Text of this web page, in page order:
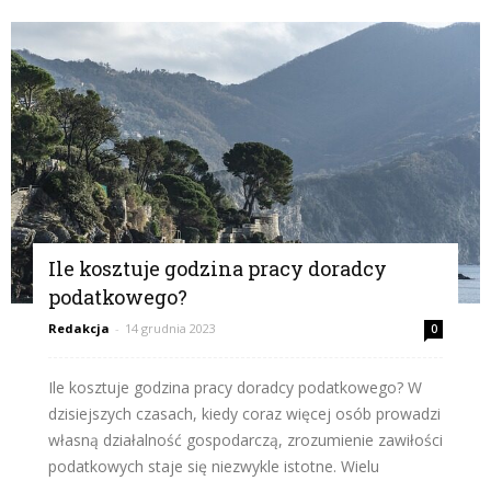
Ile kosztuje godzina pracy doradcy
podatkowego?
Redakcja - 14 grudnia 2023 0
Ile kosztuje godzina pracy doradcy podatkowego? W
dzisiejszych czasach, kiedy coraz więcej osób prowadzi
własną działalność gospodarczą, zrozumienie zawiłości
podatkowych staje się niezwykle istotne. Wielu